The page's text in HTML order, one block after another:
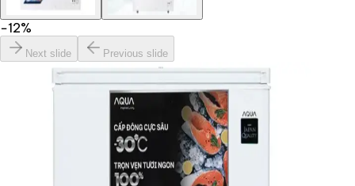
−12%
Next slide Previous slide